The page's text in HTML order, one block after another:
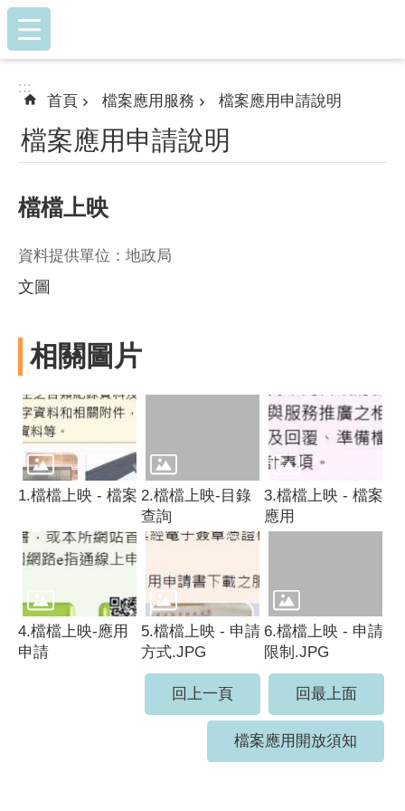
跳到主要內容區塊
:::
:::
首頁 檔案應用服務 檔案應用申請說明
檔案應用申請說明
檔檔上映
資料提供單位：地政局
文圖
相關圖片
1.檔檔上映 - 檔案 2.檔檔上映-目錄
查詢
3.檔檔上映 - 檔案
應用
4.檔檔上映-應用
申請
5.檔檔上映 - 申請
方式.JPG
6.檔檔上映 - 申請
限制.JPG
回上一頁 回最上面
檔案應用開放須知